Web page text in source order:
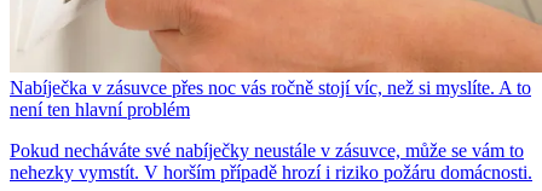
Nabíječka v zásuvce přes noc vás ročně stojí víc, než si myslíte. A to
není ten hlavní problém
Pokud necháváte své nabíječky neustále v zásuvce, může se vám to
nehezky vymstít. V horším případě hrozí i riziko požáru domácnosti.